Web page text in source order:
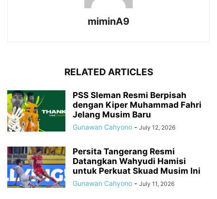
miminA9
RELATED ARTICLES
PSS Sleman Resmi Berpisah
dengan Kiper Muhammad Fahri
Jelang Musim Baru
Gunawan Cahyono - July 12, 2026
Persita Tangerang Resmi
Datangkan Wahyudi Hamisi
untuk Perkuat Skuad Musim Ini
Gunawan Cahyono - July 11, 2026